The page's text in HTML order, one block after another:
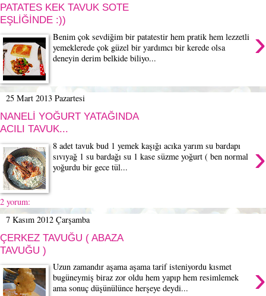
PATATES KEK TAVUK SOTE
EŞLİĞİNDE :))
›
Benim çok sevdiğim bir patatestir hem pratik hem lezzetli
yemeklerede çok güzel bir yardımcı bir kerede olsa
deneyin derim belkide biliyo...
25 Mart 2013 Pazartesi
NANELİ YOĞURT YATAĞINDA
ACILI TAVUK...
›
8 adet tavuk bud 1 yemek kaşığı acıka yarım su bardapı
sıvıyağ 1 su bardağı su 1 kase süzme yoğurt ( ben normal
yoğurdu bir gece tül...
2 yorum:
7 Kasım 2012 Çarşamba
ÇERKEZ TAVUĞU ( ABAZA
TAVUĞU )
›
Uzun zamandır aşama aşama tarif isteniyordu kısmet
bugüneymiş biraz zor oldu hem yapıp hem resimlemek
ama sonuç düşünülünce herşeye deydi...